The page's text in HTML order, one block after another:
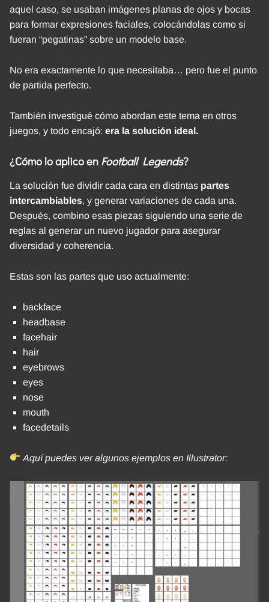
aquel caso, se usaban imágenes planas de ojos y bocas
para formar expresiones faciales, colocándolas como si
fueran “pegatinas” sobre un modelo base.
No era exactamente lo que necesitaba… pero fue el punto
de partida perfecto.
También investigué cómo abordan este tema en otros
juegos, y todo encajó: era la solución ideal.
¿Cómo lo aplico en Football Legends?
La solución fue dividir cada cara en distintas partes
intercambiables, y generar variaciones de cada una.
Después, combino esas piezas siguiendo una serie de
reglas al generar un nuevo jugador para asegurar
diversidad y coherencia.
Estas son las partes que uso actualmente:
backface
headbase
facehair
hair
eyebrows
eyes
nose
mouth
facedetails
Aquí puedes ver algunos ejemplos en Illustrator: